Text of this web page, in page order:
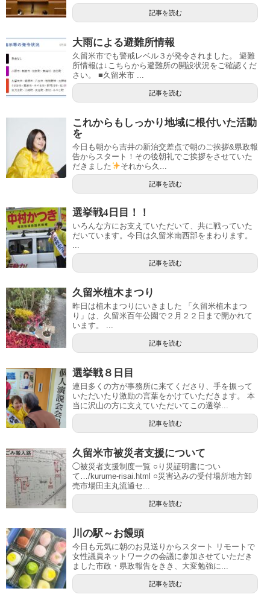
記事を読む
大雨による避難所情報
久留米市でも警戒レベル３が発令されました。 避難
所情報は↓こちらから避難所の開設状況をご確認くだ
さい。 ■久留米市 ...
記事を読む
これからもしっかり地域に根付いた活動
を
今日も朝から吉井の新治交差点で朝のご挨拶&県政報
告からスタート！その後朝礼でご挨拶をさせていた
だきました
それから久...
記事を読む
選挙戦4日目！！
いろんな方にお支えていただいて、共に戦っていた
だいています。今日は久留米南西部をまわります。
...
記事を読む
久留米植木まつり
昨日は植木まつりにいきました 「久留米植木まつ
り」は、久留米百年公園で２月２２日まで開かれて
います。 ...
記事を読む
選挙戦８日目
連日多くの方が事務所に来てくださり、手を振って
いただいたり激励の言葉をかけていただきます。 本
当に沢山の方に支えていただいてこの選挙...
記事を読む
久留米市被災者支援について
◯被災者支援制度一覧 ○り災証明書につい
て…/kurume-risai.html ○災害込みの受付場所地方卸
売市場田主丸流通セ...
記事を読む
川の駅～お饅頭
今日も元気に朝のお見送りからスタート リモートで
女性議員ネットワークの会議に参加させていただき
ました市政・県政報告をきき、大変勉強に...
記事を読む